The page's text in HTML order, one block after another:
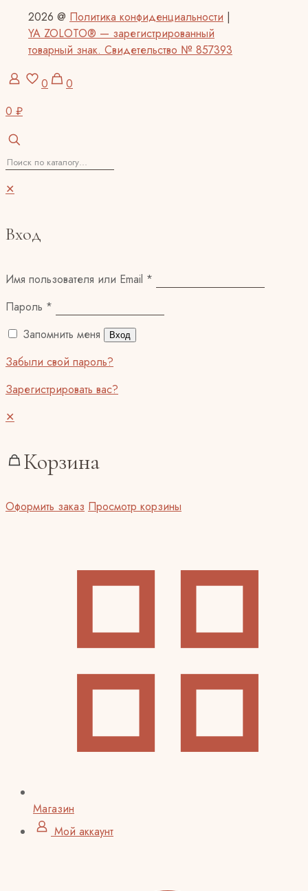
2026 @ Политика конфиденциальности |
YA ZOLOTO® — зарегистрированный
товарный знак. Свидетельство № 857393
0
0
0 ₽
✕
Вход
Имя пользователя или Email *
Пароль *
Запомнить меня
Вход
Забыли свой пароль?
Зарегистрировать вас?
✕
Корзина
Оформить заказ Просмотр корзины
Магазин
Мой аккаунт